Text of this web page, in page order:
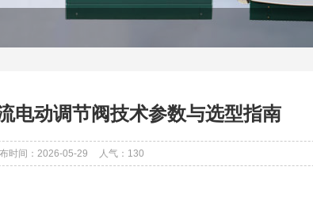
电动调节阀技术参数与选型指南
时间：2026-05-29 人气： 130